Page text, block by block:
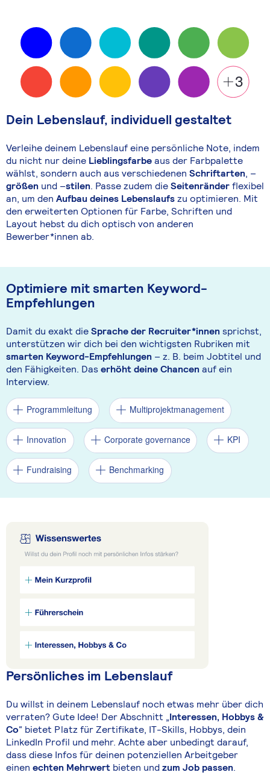
Dein Lebenslauf, individuell gestaltet
Verleihe deinem Lebenslauf eine persönliche Note, indem
du nicht nur deine Lieblingsfarbeaus der Farbpalette
wählst, sondern auch aus verschiedenen Schriftarten, –
größen und –stilen. Passe zudem dieSeitenränderflexibel
an, um den Aufbau deines Lebenslaufszu optimieren. Mit
den erweiterten Optionen für Farbe, Schriften und
Layout hebst du dich optisch von anderen
Bewerber*innen ab.
Optimiere mit smarten Keyword-
Empfehlungen
Damit du exakt dieSprache der Recruiter*innensprichst,
unterstützen wir dich bei den wichtigsten Rubriken mit
smarten Keyword-Empfehlungen – z. B. beim Jobtitel und
den Fähigkeiten. Daserhöht deine Chancenauf ein
Interview.
Persönliches im Lebenslauf
Du willst in deinem Lebenslauf noch etwas mehr über dich
verraten? Gute Idee! Der Abschnitt „Interessen, Hobbys &
Co“ bietet Platz für Zertifikate, IT-Skills, Hobbys, dein
LinkedIn Profil und mehr. Achte aber unbedingt darauf,
dass diese Infos für deinen potenziellen Arbeitgeber
einen echten Mehrwert bieten undzum Job passen.